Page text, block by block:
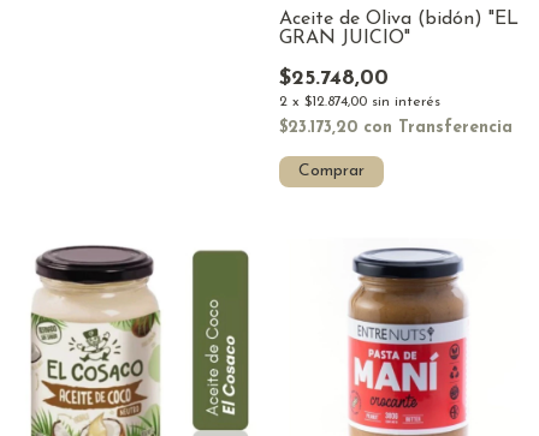
Aceite de Oliva (bidón) "EL
GRAN JUICIO"
$25.748,00
2 x $12.874,00 sin interés
$23.173,20 con Transferencia
Comprar